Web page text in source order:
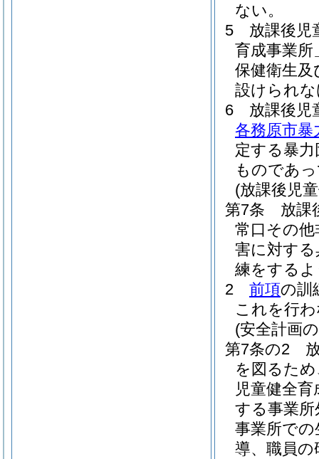
ない。
5
放課後児
育成事業
保健衛生
設けられ
6
放課後児
各務原市暴
定する暴力
ものであ
(放課後児
第7条
放課
常口その
害に対す
練をする
2
前項の訓
これを行
(安全計画
第7条の2
を図るた
児童健全
する事業
事業所で
導、職員の